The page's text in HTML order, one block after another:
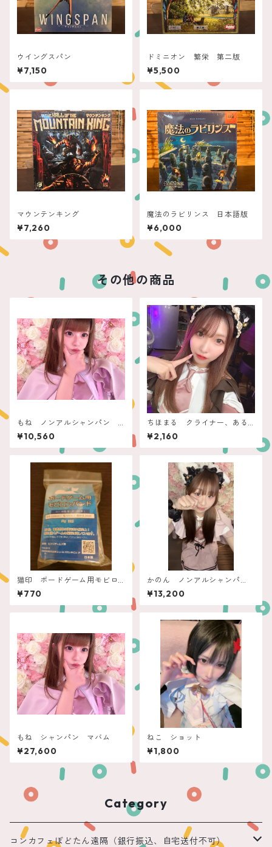
ウイングスパン
¥7,150
ドミニオン 繁栄 第二版
¥5,500
マウンテンキング
¥7,260
魔法のラビリンス 日本語版
¥6,000
その他の商品
もね ノンアルシャンパン
ポムビオ
¥10,560
ちほまる クライナー、ある
ちゅーる
¥2,160
猫印 ボードゲーム用モビロ
ンバンド（小～中箱用）新
型 透明 50ｇ
¥770
かのん ノンアルシャンパ
ン ぽん！できるフィリコ
¥13,200
もね シャンパン マバム
¥27,600
ねこ ショット
¥1,800
Category
コンカフェぼどたん遠隔（銀行振込、自宅送付不可）